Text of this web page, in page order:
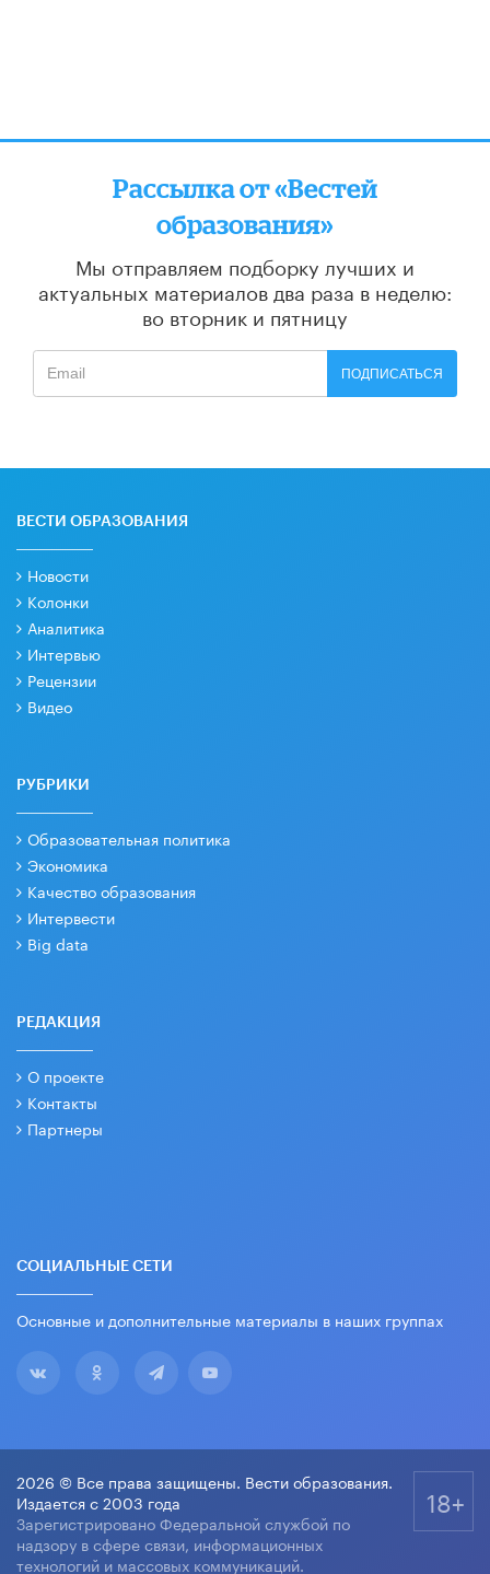
Рассылка от «Вестей
образования»
Мы отправляем подборку лучших и
актуальных материалов два раза в неделю:
во вторник и пятницу
ПОДПИСАТЬСЯ
ВЕСТИ ОБРАЗОВАНИЯ
Новости
Колонки
Аналитика
Интервью
Рецензии
Видео
РУБРИКИ
Образовательная политика
Экономика
Качество образования
Интервести
Big data
РЕДАКЦИЯ
О проекте
Контакты
Партнеры
СОЦИАЛЬНЫЕ СЕТИ
Основные и дополнительные материалы в наших группах
2026 © Все права защищены. Вести образования.
Издается с 2003 года
Зарегистрировано Федеральной службой по
надзору в сфере связи, информационных
технологий и массовых коммуникаций.
18+